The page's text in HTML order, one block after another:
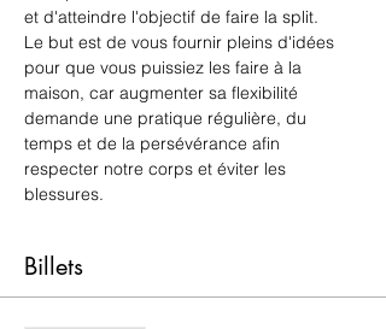
et d'atteindre l'objectif de faire la split.
Le but est de vous fournir pleins d'idées
pour que vous puissiez les faire à la
maison, car augmenter sa flexibilité
demande une pratique régulière, du
temps et de la persévérance afin
respecter notre corps et éviter les
blessures.
Billets